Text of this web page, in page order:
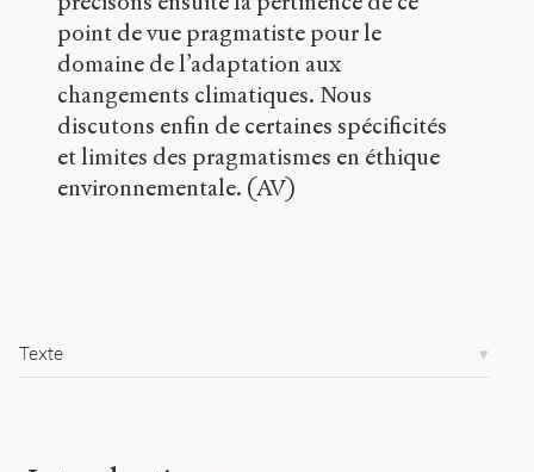
7
/
point de vue pragmatiste pour le
domaine de l’adaptation aux
changements climatiques. Nous
discutons enfin de certaines spécificités
et limites des pragmatismes en éthique
environnementale. (AV)
Texte